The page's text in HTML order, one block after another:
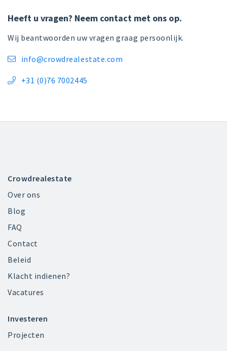
Heeft u vragen? Neem contact met ons op.
Wij beantwoorden uw vragen graag persoonlijk.
 info@crowdrealestate.com
 +31 (0)76 7002445
Crowdrealestate
Over ons
Blog
FAQ
Contact
Beleid
Klacht indienen?
Vacatures
Investeren
Projecten